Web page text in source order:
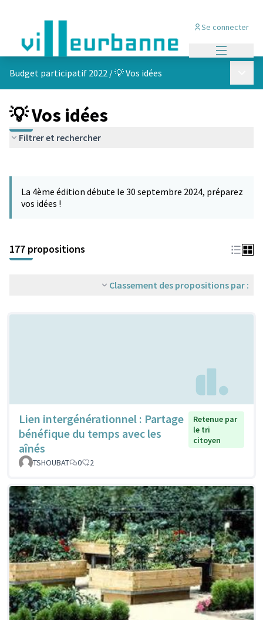
Se connecter
Budget participatif 2022 /💡 Vos idées
💡 Vos idées
Filtrer et rechercher
−
La 4ème édition débute le 30 septembre 2024, préparez
vos idées !
177 propositions
Classement des propositions par :
Lien intergénérationnel : Partage
bénéfique du temps avec les
aînés
Retenue par
le tri
citoyen
TSHOUBAT 0 2